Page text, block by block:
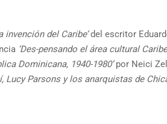
invención del Caribe’del escritor
‘Des-pensando el área cultural
Dominicana, 1940-1980’por Neici
Lucy Parsons y los anarquistas de